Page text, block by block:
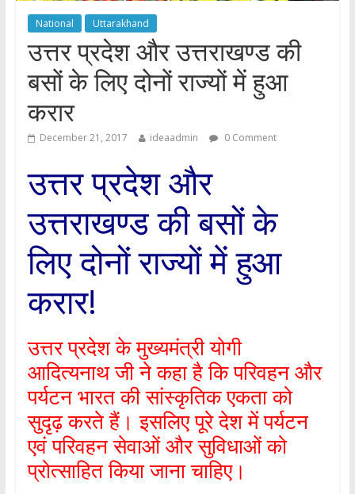
National Uttarakhand
उत्तर प्रदेश और उत्तराखण्ड की
बसों के लिए दोनों राज्यों में हुआ
करार
December 21, 2017 ideaadmin 0 Comment
उत्तर प्रदेश और
उत्तराखण्ड की बसों के
लिए दोनों राज्यों में हुआ
करार!
उत्तर प्रदेश के मुख्यमंत्री योगी
आदित्यनाथ जी ने कहा है कि परिवहन और
पर्यटन भारत की सांस्कृतिक एकता को
सुदृढ़ करते हैं। इसलिए पूरे देश में पर्यटन
एवं परिवहन सेवाओं और सुविधाओं को
प्रोत्साहित किया जाना चाहिए।